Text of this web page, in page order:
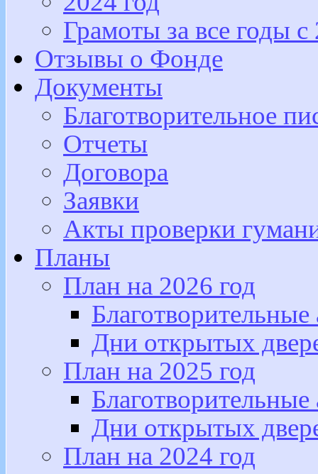
Грамоты за все годы с
Отзывы о Фонде
Документы
Благотворительное
Отчеты
Договора
Заявки
Акты проверки
Планы
План на 2026 год
Дни открытых
План на 2025 год
Дни открытых
План на 2024 год